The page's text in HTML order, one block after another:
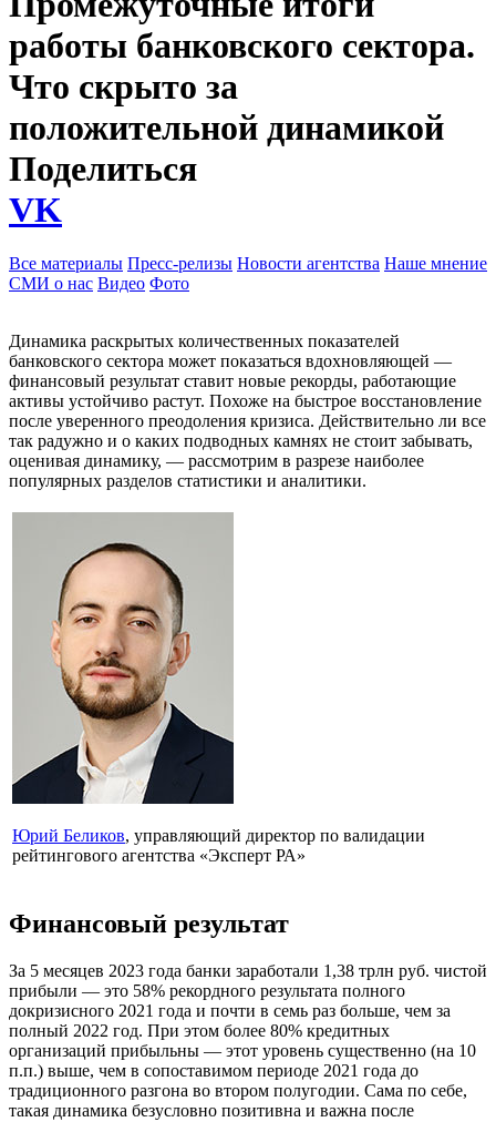
работы банковского сектора.
Что скрыто за
положительной динамикой
Поделиться
VK
Все материалы Пресс-релизы Новости агентства Наше мнение
СМИ о нас Видео Фото
Динамика раскрытых количественных показателей
банковского сектора может показаться вдохновляющей —
финансовый результат ставит новые рекорды, работающие
активы устойчиво растут. Похоже на быстрое восстановление
после уверенного преодоления кризиса. Действительно ли все
так радужно и о каких подводных камнях не стоит забывать,
оценивая динамику, — рассмотрим в разрезе наиболее
популярных разделов статистики и аналитики.
Юрий Беликов, управляющий директор по валидации
рейтингового агентства «Эксперт РА»
Финансовый результат
За 5 месяцев 2023 года банки заработали 1,38 трлн руб. чистой
прибыли — это 58% рекордного результата полного
докризисного 2021 года и почти в семь раз больше, чем за
полный 2022 год. При этом более 80% кредитных
организаций прибыльны — этот уровень существенно (на 10
п.п.) выше, чем в сопоставимом периоде 2021 года до
традиционного разгона во втором полугодии. Сама по себе,
такая динамика безусловно позитивна и важна после